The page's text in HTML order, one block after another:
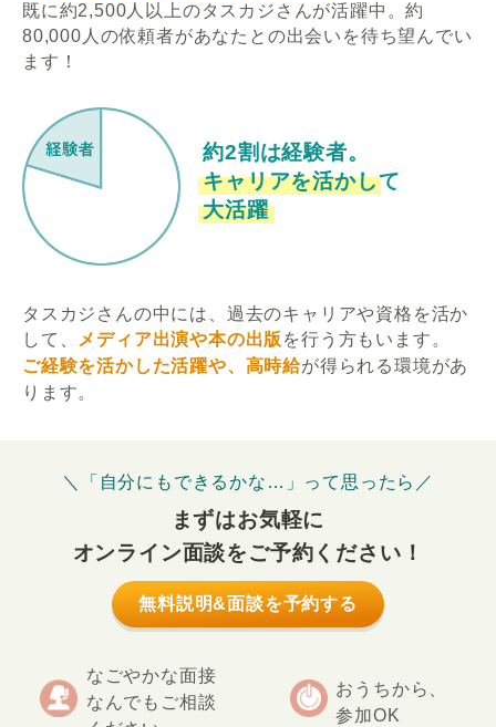
既に約2,500人以上のタスカジさんが活躍中。約
80,000人の依頼者があなたとの出会いを待ち望んでい
ます！
約2割は経験者。
キャリアを活かして
大活躍
タスカジさんの中には、過去のキャリアや資格を活か
して、
メディア出演や本の出版 を行う方もいます。
ご経験を活かした活躍や、高時給が得られる環境があ
ります。
＼「自分にもできるかな…」って思ったら／
まずはお気軽に
オンライン面談をご予約ください！
無料説明&面談を予約する
なごやかな面接
なんでもご相談
おうちから、
参加OK